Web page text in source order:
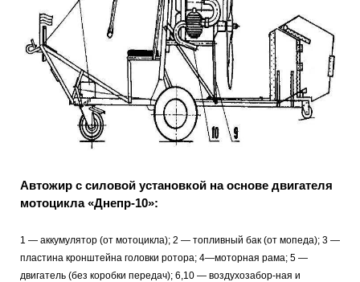
Автожир с силовой установкой на основе двигателя
мотоцикла «Днепр-10»:
1 — аккумулятор (от мотоцикла); 2 — топливный бак (от мопеда); 3 —
пластина кронштейна головки ротора; 4—моторная рама; 5 —
двигатель (без коробки передач); 6,10 — воздухозабор-ная и